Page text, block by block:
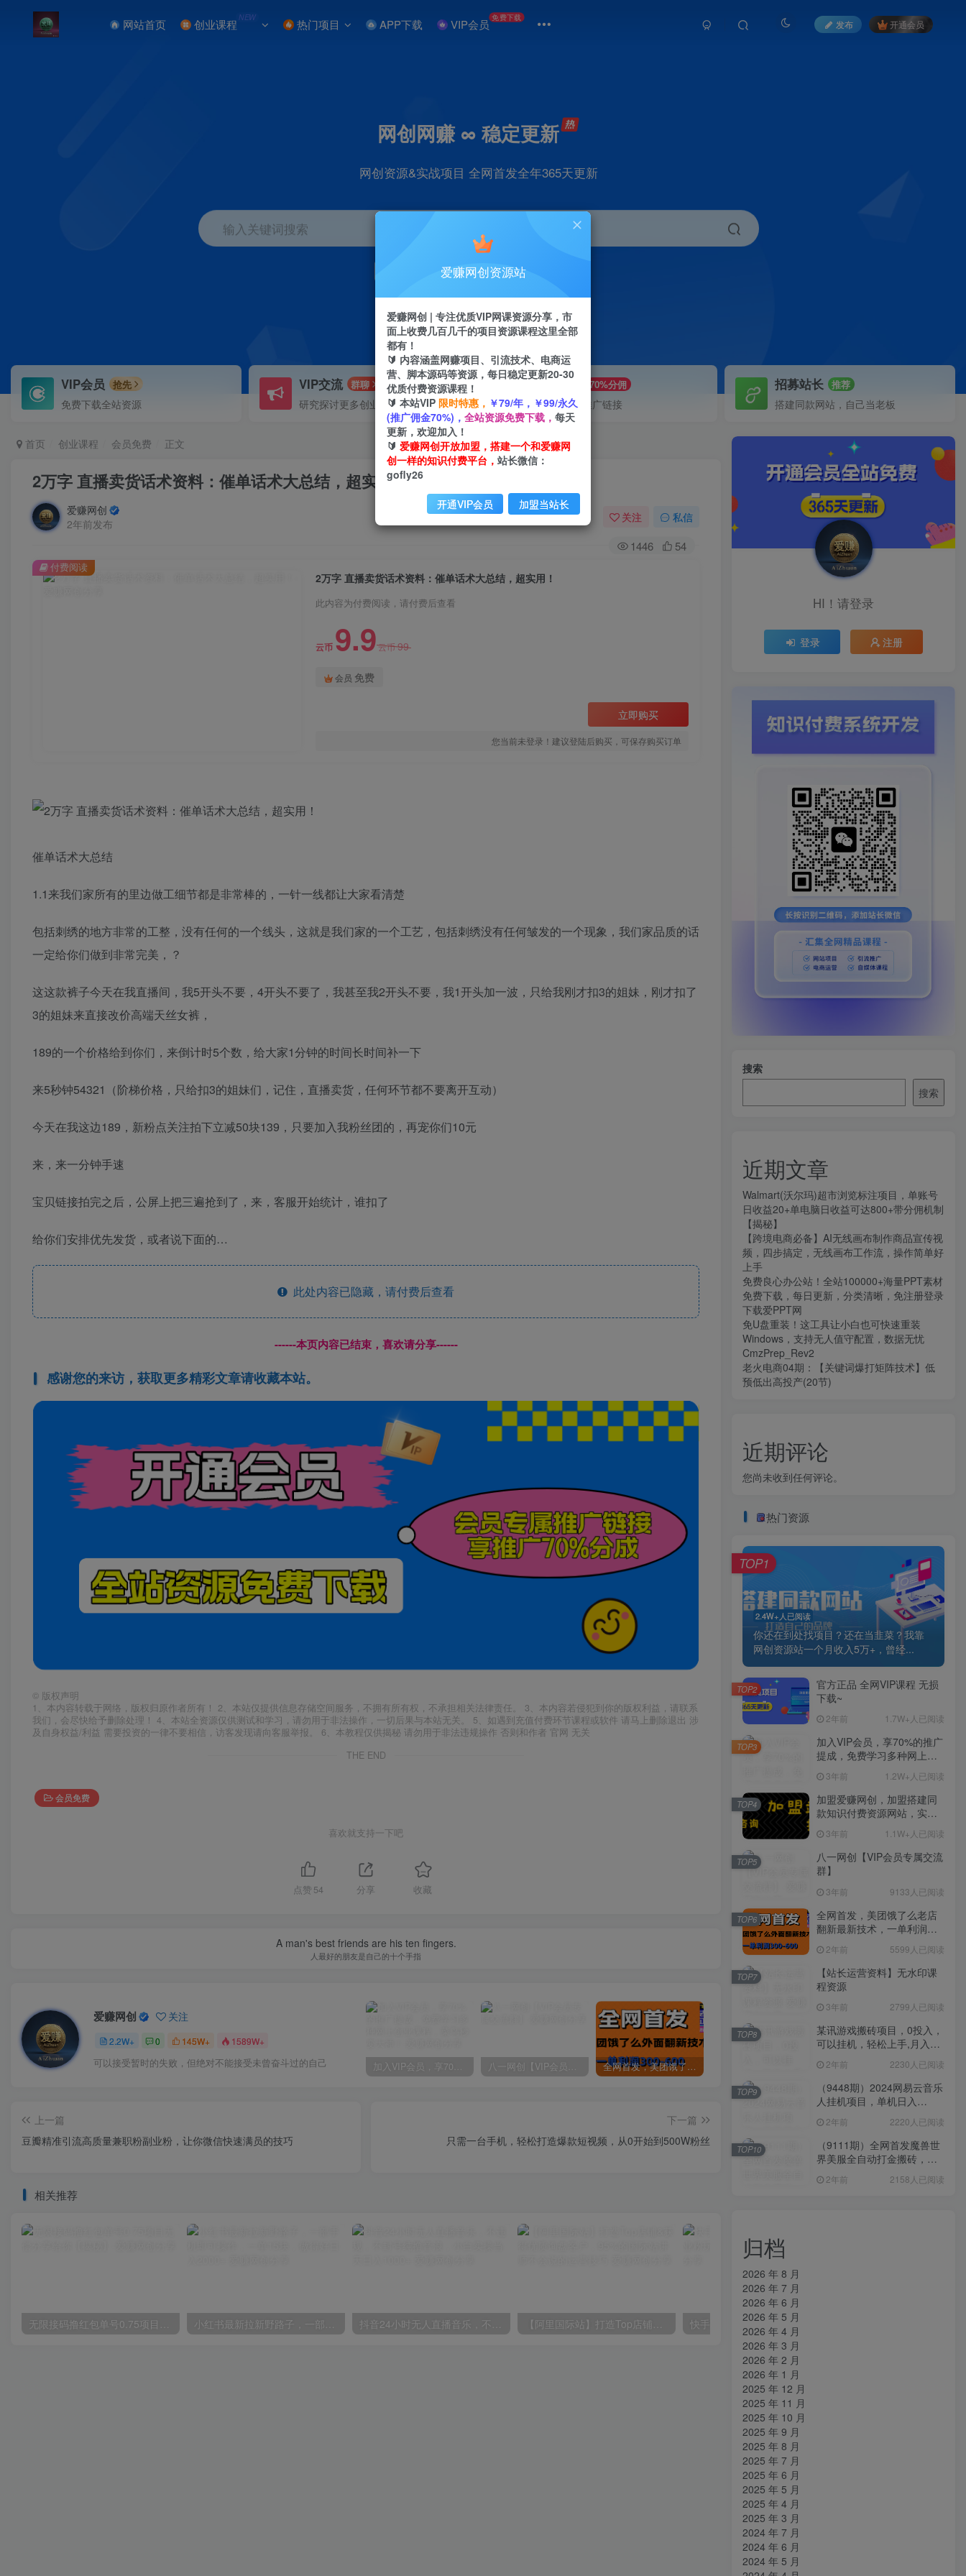
网站首页 创业课程 NEW 热门项目 APP下载 VIP会员 免费下载
发布 开通会员
网创网赚 ∞ 稳定更新
网创资源&实战项目 全网首发全年365天更新
输入关键词搜索
直播 剪辑 小红书
VIP会员 抢先
免费下载全站资源
VIP交流 群聊
研究探讨更多创业项目路子。
VIP推广 70%分佣
会员专属推广链接
招募站长 推荐
搭建同款网站，自己当老板
首页 创业课程 会员免费 正文
2万字 直播卖货话术资料：催单话术大总结，超实用！
爱赚网创
2年前发布
关注 私信
1446 54
2万字 直播卖货话术资料：催单话术大总结，超实用！
此内容为付费阅读，请付费后查看
云币 9.9云币99
会员 免费
立即购买
您当前未登录！建议登陆后购买，可保存购买订单
付费阅读
催单话术大总结
1.1来我们家所有的里边做工细节都是非常棒的，一针一线都让大家看清楚
包括刺绣的地方非常的工整，没有任何的一个线头，这就是我们家的一个工艺，包括刺绣没有任何皱发的一个现象，我们家品质的话
一定给你们做到非常完美，？
这这款裤子今天在我直播间，我5开头不要，4开头不要了，我甚至我2开头不要，我1开头加一波，只给我刚才扣3的姐妹，刚才扣了
3的姐妹来直接改价高端天丝女裤，
189的一个价格给到你们，来倒计时5个数，给大家1分钟的时间长时间补一下
来5秒钟54321（阶梯价格，只给扣3的姐妹们，记住，直播卖货，任何环节都不要离开互动）
今天在我这边189，新粉点关注拍下立减50块139，只要加入我粉丝团的，再宠你们10元
来，来一分钟手速
宝贝链接拍完之后，公屏上把三遍抢到了，来，客服开始统计，谁扣了
给你们安排优先发货，或者说下面的…
此处内容已隐藏，请付费后查看
------本页内容已结束，喜欢请分享------
感谢您的来访，获取更多精彩文章请收藏本站。
© 版权声明
1、本内容转载于网络，版权归原作者所有！ 2、本站仅提供信息存储空间服务，不拥有所有权，不承担相关法律责任。 3、本内容若侵犯到你的版权利益，请联系
我们，会尽快给予删除处理！ 4、本站全资源仅供测试和学习，请勿用于非法操作，一切后果与本站无关。 5、如遇到充值付费环节课程或软件 请马上删除退出 涉
及自身权益/利益 需要投资的一律不要相信，访客发现请向客服举报。 6、本教程仅供揭秘 请勿用于非法违规操作 否则和作者 官网 无关
THE END
会员免费
喜欢就支持一下吧
点赞 54 分享 收藏
A man's best friends are his ten fingers.
人最好的朋友是自己的十个手指
爱赚网创 关注
2.2W+ 0 145W+ 1589W+
可以接受暂时的失败，但绝对不能接受未曾奋斗过的自己 加入VIP会员，享70%的推广提成，免费学习多种网上创业课程，菜鸟秒变大神！ 八一网创【VIP会员专属交流群】 全网首发，美团饿了么老店翻新最新技术，一单利润300-600 （9448期）2024网易云音乐人挂机项目，单机日入150+，无脑月入5000+
上一篇
豆瓣精准引流高质量兼职粉副业粉，让你微信快速满员的技巧
下一篇
只需一台手机，轻松打造爆款短视频，从0开始到500W粉丝
相关推荐
无限接码撸红包单号0.75项目无偿分享给你【揭秘】 小红书最新拉新野路子，一部手机即可操作，一单15块，做得好日入2000+ 抖音24小时无人直播音乐，不违规，不封号纯撸音浪，小白实操当天日入1000+ 【阿里国际站】打造Top店铺&获得优质询盘客户，​95%的国际站讲师不会说的运营技巧
HI！请登录
登录 注册
搜索
搜索
近期文章
Walmart(沃尔玛)超市浏览标注项目，单账号
日收益20+单电脑日收益可达800+带分佣机制
【揭秘】
【跨境电商必备】AI无线画布制作商品宣传视
频，四步搞定，无线画布工作流，操作简单好
上手
免费良心办公站！全站100000+海量PPT素材
免费下载，每日更新，分类清晰，免注册登录
下载爱PPT网
免U盘重装！这工具让小白也可快速重装
Windows，支持无人值守配置，数据无忧
CmzPrep_Rev2
老火电商04期：【关键词爆打矩阵技术】低
预低出高投产(20节)
近期评论
您尚未收到任何评论。
热门资源
2.4W+人已阅读
你还在到处找项目？还在当韭菜？我靠
网创资源站一个月收入5万+，曾经...
TOP1
官方正品 全网VIP课程 无损
下载~
2年前 1.7W+人已阅读
TOP2
加入VIP会员，享70%的推广
提成，免费学习多种网上创
3年前 1.2W+人已阅读
TOP3
加盟爱赚网创，加盟搭建同
款知识付费资源网站，实现
3年前 1.1W+人已阅读
TOP4
八一网创【VIP会员专属交流
群】
3年前 9133人已阅读
TOP5
全网首发，美团饿了么老店
翻新最新技术，一单利润
2年前 5599人已阅读
TOP6
【站长运营资料】无水印课
程资源
3年前 2799人已阅读
TOP7
某讯游戏搬砖项目，0投入，
可以挂机，轻松上手,月入
2年前 2230人已阅读
TOP8
（9448期）2024网易云音乐
人挂机项目，单机日入
2年前 2220人已阅读
TOP9
（9111期）全网首发魔兽世
界美服全自动打金搬砖，日
姆级教学
2年前 2158人已阅读
TOP10
归档
2026 年 8 月
2026 年 7 月
2026 年 6 月
2026 年 5 月
2026 年 4 月
2026 年 3 月
2026 年 2 月
2026 年 1 月
2025 年 12 月
2025 年 11 月
2025 年 10 月
2025 年 9 月
2025 年 8 月
2025 年 7 月
2025 年 6 月
2025 年 5 月
2025 年 4 月
2025 年 3 月
2024 年 7 月
2024 年 6 月
2024 年 5 月
爱赚网创资源站
爱赚网创 | 专注优质VIP网课资源分享，市
面上收费几百几千的项目资源课程这里全部
都有！
🔰 内容涵盖网赚项目、引流技术、电商运
营、脚本源码等资源，每日稳定更新20-30
优质付费资源课程！
🔰 本站VIP 限时特惠， ￥79/年，￥99/永久
(推广佣金70%)， 全站资源免费下载， 每天
更新，欢迎加入！
🔰 爱赚网创开放加盟，搭建一个和爱赚网
创一样的知识付费平台， 站长微信：
gofly26
开通VIP会员 加盟当站长